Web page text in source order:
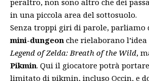
in una piccola area del sottosuolo.
Senza troppi giri di parole, parliamo
mini-dungeon che rielaborano
Legend of Zelda: Breath of the Wild,
Pikmin. Qui il giocatore potrà
limitato di pikmin, incluso Occin, e